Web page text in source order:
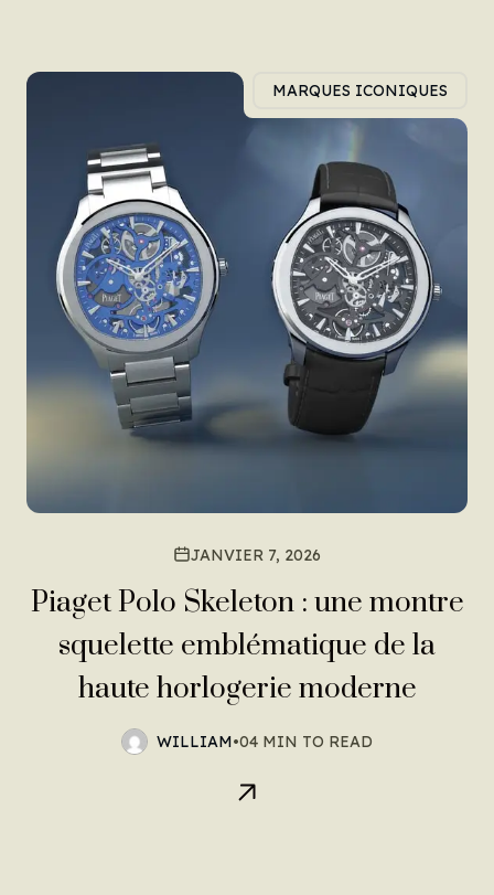
MARQUES ICONIQUES
JANVIER 7, 2026
Piaget Polo Skeleton : une montre
squelette emblématique de la
haute horlogerie moderne
WILLIAM•04 MIN TO READ